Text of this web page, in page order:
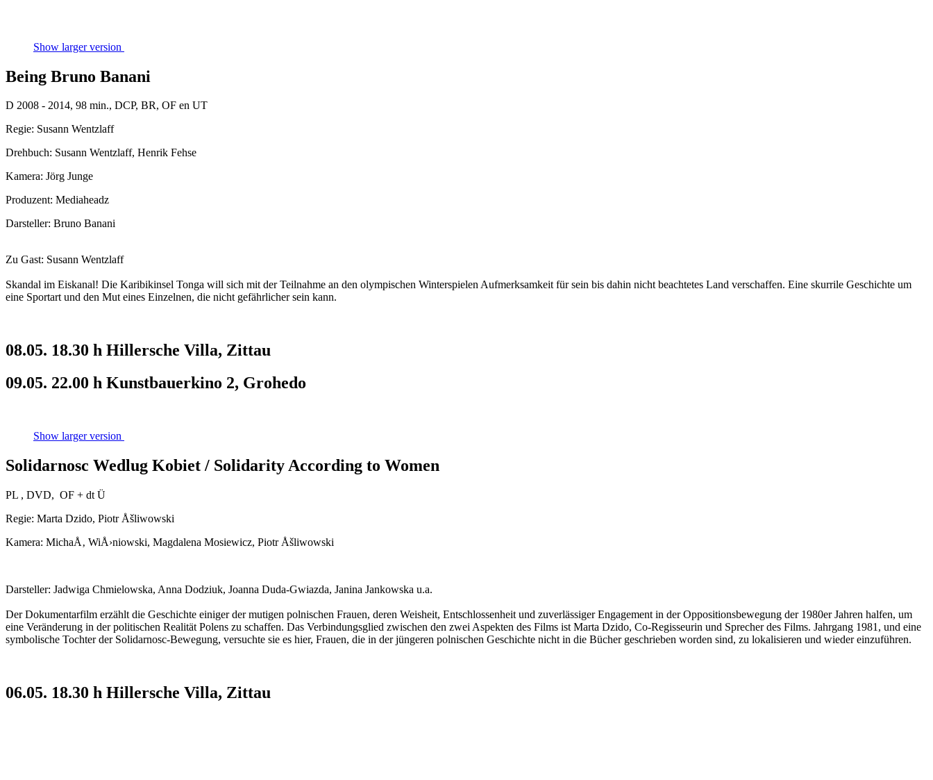
Show larger version
Being Bruno Banani
D 2008 - 2014, 98 min., DCP, BR, OF en UT
Regie: Susann Wentzlaff
Drehbuch: Susann Wentzlaff, Henrik Fehse
Kamera: Jörg Junge
Produzent: Mediaheadz
Darsteller: Bruno Banani
Zu Gast: Susann Wentzlaff
Skandal im Eiskanal! Die Karibikinsel Tonga will sich mit der Teilnahme an den olympischen Winterspielen Aufmerksamkeit für sein bis dahin nicht beachtetes Land verschaffen. Eine skurrile Geschichte um
eine Sportart und den Mut eines Einzelnen, die nicht gefährlicher sein kann.
08.05. 18.30 h Hillersche Villa, Zittau
09.05. 22.00 h Kunstbauerkino 2, Grohedo
Show larger version
Solidarnosc Wedlug Kobiet / Solidarity According to Women
PL , DVD, OF + dt Ü
Regie: Marta Dzido, Piotr Åšliwowski
Kamera: MichaÅ‚ WiÅ›niowski, Magdalena Mosiewicz, Piotr Åšliwowski
Darsteller: Jadwiga Chmielowska, Anna Dodziuk, Joanna Duda-Gwiazda, Janina Jankowska u.a.
Der Dokumentarfilm erzählt die Geschichte einiger der mutigen polnischen Frauen, deren Weisheit, Entschlossenheit und zuverlässiger Engagement in der Oppositionsbewegung der 1980er Jahren halfen, um
eine Veränderung in der politischen Realität Polens zu schaffen. Das Verbindungsglied zwischen den zwei Aspekten des Films ist Marta Dzido, Co-Regisseurin und Sprecher des Films. Jahrgang 1981, und eine
symbolische Tochter der Solidarnosc-Bewegung, versuchte sie es hier, Frauen, die in der jüngeren polnischen Geschichte nicht in die Bücher geschrieben worden sind, zu lokalisieren und wieder einzuführen.
06.05. 18.30 h Hillersche Villa, Zittau